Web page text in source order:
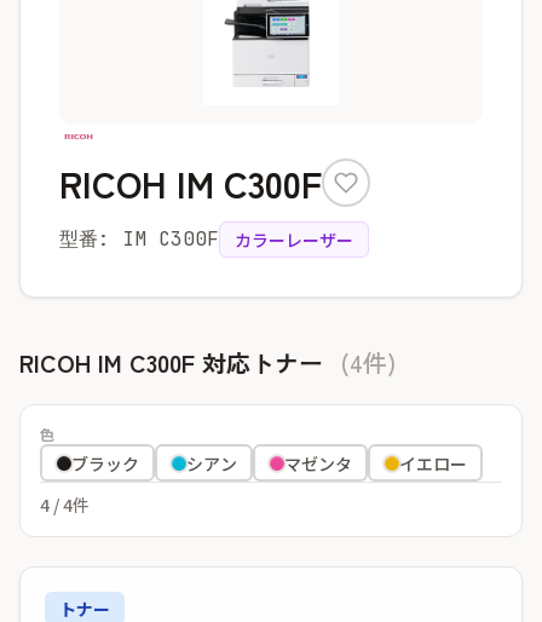
RICOH IM C300F
型番: IM C300F カラーレーザー
RICOH IM C300F 対応トナー (4件)
色
ブラック シアン マゼンタ
イエロー
4 / 4件
トナー